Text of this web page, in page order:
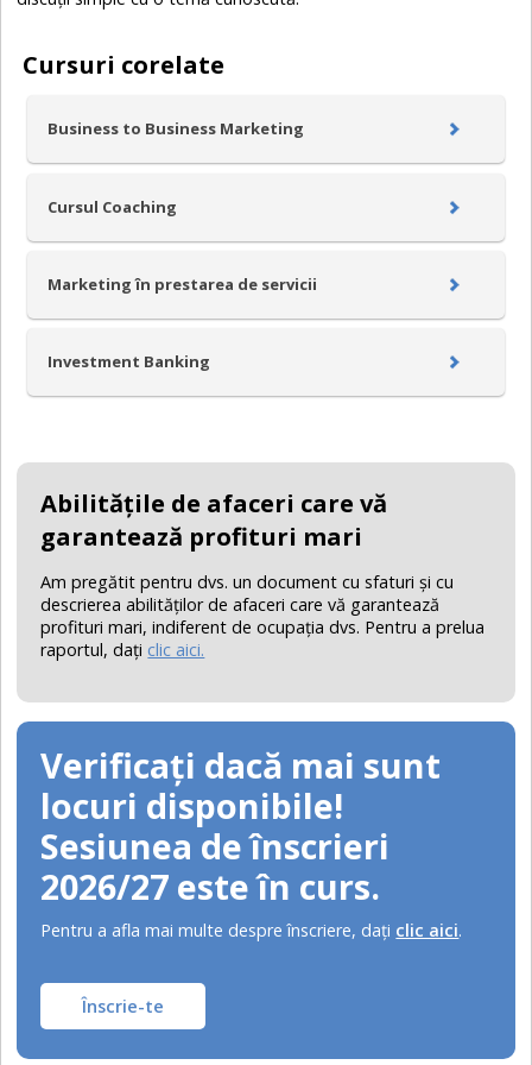
Cursuri corelate
Business to Business Marketing
Cursul Coaching
Marketing în prestarea de servicii
Investment Banking
Abilităţile de afaceri care vă
garantează profituri mari
Am pregătit pentru dvs. un document cu sfaturi şi cu
descrierea abilităţilor de afaceri care vă garantează
profituri mari, indiferent de ocupaţia dvs. Pentru a prelua
raportul, daţi clic aici.
Verificați dacă mai sunt
locuri disponibile!
Sesiunea de înscrieri
2026/27 este în curs.
Pentru a afla mai multe despre înscriere, daţi clic aici.
Înscrie-te